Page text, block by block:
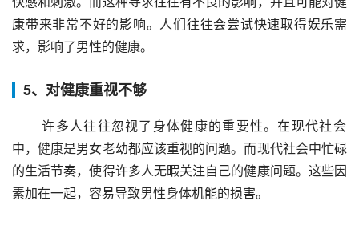
康带来非常不好的影响。人们往往会尝试快速取得娱乐需
求，影响了男性的健康。
5、对健康重视不够
许多人往往忽视了身体健康的重要性。在现代社会
中，健康是男女老幼都应该重视的问题。而现代社会中忙碌
的生活节奏，使得许多人无暇关注自己的健康问题。这些因
素加在一起，容易导致男性身体机能的损害。